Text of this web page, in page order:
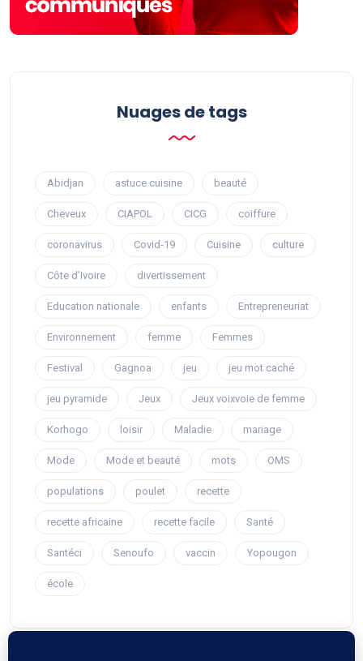
Nuages ​​de tags
Abidjan astuce cuisine beauté
Cheveux CIAPOL CICG coiffure
coronavirus Covid-19 Cuisine culture
Côte d’Ivoire divertissement
Education nationale enfants Entrepreneuriat
Environnement femme Femmes
Festival Gagnoa jeu jeu mot caché
jeu pyramide Jeux Jeux voixvoie de femme
Korhogo loisir Maladie mariage
Mode Mode et beauté mots OMS
populations poulet recette
recette africaine recette facile Santé
Santéci Senoufo vaccin Yopougon
école